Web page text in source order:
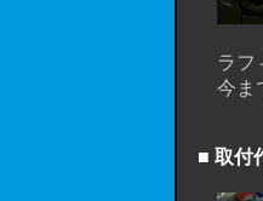
ラフィ
今まで
■ 取付